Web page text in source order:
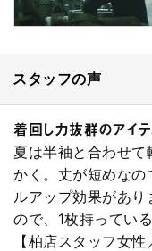
スタッフの声
着回し力抜群のアイ
夏は半袖と合わせ
かく。丈が短めなの
ルアップ効果があ
ので、1枚持ってい
【柏店スタッフ女性